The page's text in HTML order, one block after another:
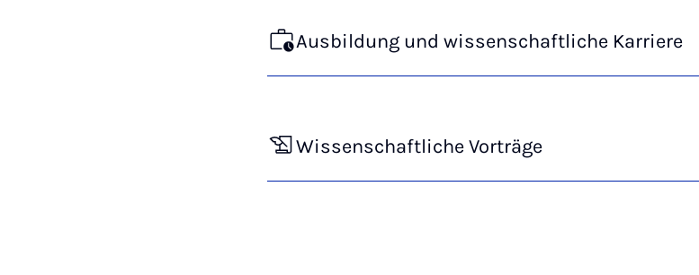
Ausbildung und wissenschaftliche Karriere
Wissenschaftliche Vorträge